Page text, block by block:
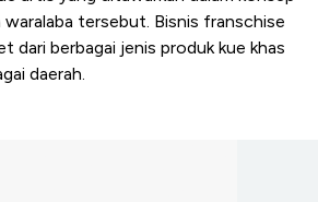
tersebut. Bisnis franschise
dari berbagai jenis produk kue khas
daerah.